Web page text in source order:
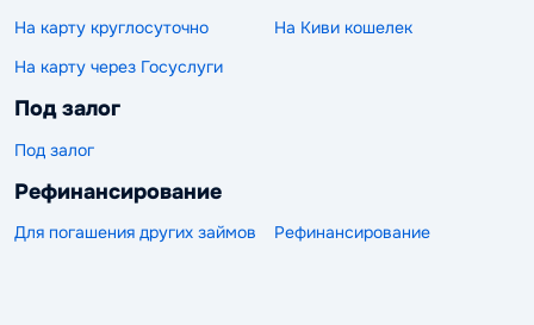
На карту круглосуточно
На Киви кошелек
На карту через Госуслуги
Под залог
Под залог
Рефинансирование
Для погашения других займов Рефинансирование